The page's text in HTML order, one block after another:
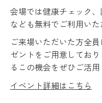
会場では健康チェック
なども無料でご利用いた
ご来場いただいた方全
ゼントをご用意してお
るこの機会をぜひご活用
イベント詳細はこちら